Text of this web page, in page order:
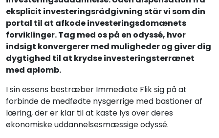
eksplicit investeringsrådgivning står vi som din
portal til at afkode investeringsdomænets
forviklinger. Tag med os på en odyssé, hvor
indsigt konvergerer med muligheder og giver dig
dygtighed til at krydse investeringsterrænet
med aplomb.
I sin essens bestræber Immediate Flik sig på at
forbinde de medfødte nysgerrige med bastioner af
læring, der er klar til at kaste lys over deres
økonomiske uddannelsesmæssige odyssé.